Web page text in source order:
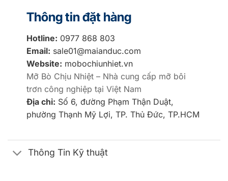
Thông tin đặt hàng
Hotline: 0977 868 803
Email: sale01@maianduc.com
Website: mobochiunhiet.vn
Mỡ Bò Chịu Nhiệt – Nhà cung cấp mỡ bôi
trơn công nghiệp tại Việt Nam
Địa chỉ: Số 6, đường Phạm Thận Duật,
phường Thạnh Mỹ Lợi, TP. Thủ Đức, TP.HCM
Thông Tin Kỹ thuật